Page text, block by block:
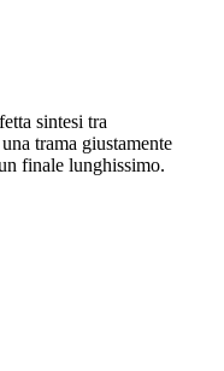
sintesi tra
trama giustamente
finale lunghissimo.